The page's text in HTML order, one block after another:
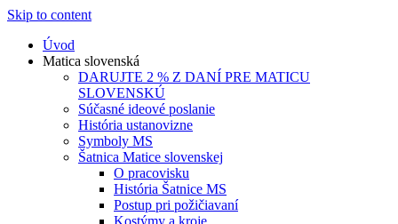
Skip to content
Úvod
Matica slovenská
DARUJTE 2 % Z DANÍ PRE MATICU
SLOVENSKÚ
Súčasné ideové poslanie
História ustanovizne
Symboly MS
Šatnica Matice slovenskej
O pracovisku
História Šatnice MS
Postup pri požičiavaní
Kostýmy a kroje